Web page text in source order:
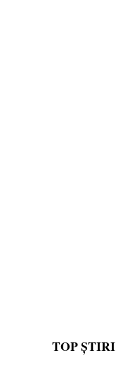
TOP ȘTIRI